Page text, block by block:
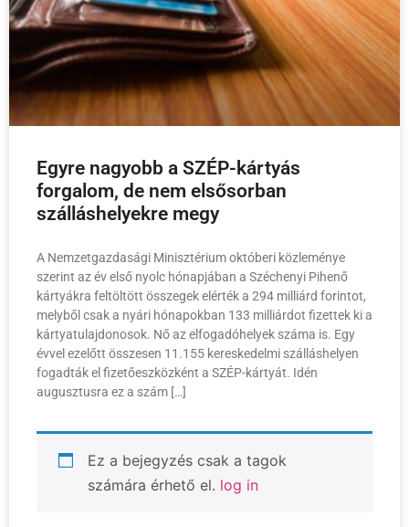
Egyre nagyobb a SZÉP-kártyás
forgalom, de nem elsősorban
szálláshelyekre megy
A Nemzetgazdasági Minisztérium októberi közleménye
szerint az év első nyolc hónapjában a Széchenyi Pihenő
kártyákra feltöltött összegek elérték a 294 milliárd forintot,
melyből csak a nyári hónapokban 133 milliárdot fizettek ki a
kártyatulajdonosok. Nő az elfogadóhelyek száma is. Egy
évvel ezelőtt összesen 11.155 kereskedelmi szálláshelyen
fogadták el fizetőeszközként a SZÉP-kártyát. Idén
augusztusra ez a szám […]
Ez a bejegyzés csak a tagok
számára érhető el. log in